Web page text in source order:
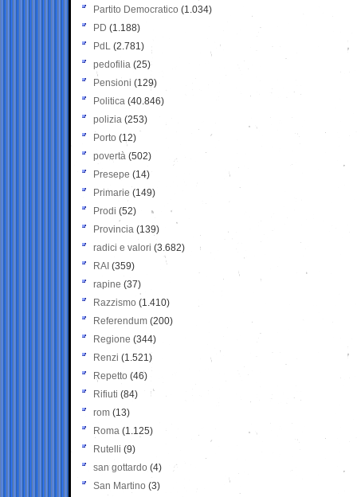
Partito Democratico (1.034)
PD (1.188)
PdL (2.781)
pedofilia (25)
Pensioni (129)
Politica (40.846)
polizia (253)
Porto (12)
povertà (502)
Presepe (14)
Primarie (149)
Prodi (52)
Provincia (139)
radici e valori (3.682)
RAI (359)
rapine (37)
Razzismo (1.410)
Referendum (200)
Regione (344)
Renzi (1.521)
Repetto (46)
Rifiuti (84)
rom (13)
Roma (1.125)
Rutelli (9)
san gottardo (4)
San Martino (3)